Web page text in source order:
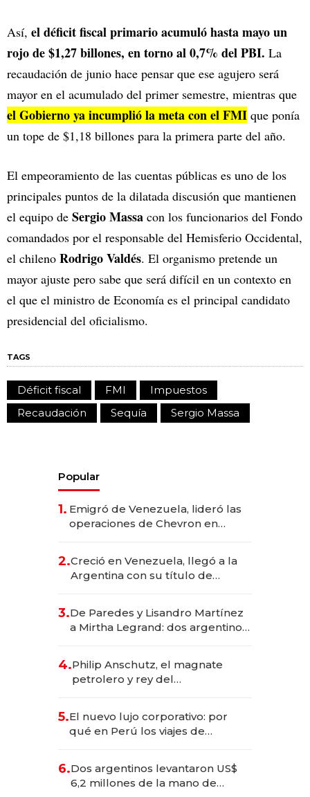
Así, el déficit fiscal primario acumuló hasta mayo un
rojo de $1,27 billones, en torno al 0,7% del PBI. La
recaudación de junio hace pensar que ese agujero será
mayor en el acumulado del primer semestre, mientras que
el Gobierno ya incumplió la meta con el FMI que ponía
un tope de $1,18 billones para la primera parte del año.
El empeoramiento de las cuentas públicas es uno de los
principales puntos de la dilatada discusión que mantienen
el equipo de Sergio Massa con los funcionarios del Fondo
comandados por el responsable del Hemisferio Occidental,
el chileno Rodrigo Valdés. El organismo pretende un
mayor ajuste pero sabe que será difícil en un contexto en
el que el ministro de Economía es el principal candidato
presidencial del oficialismo.
TAGS
Déficit fiscal FMI
Impuestos
Recaudación
Sequía Sergio Massa
Popular
1. Emigró de Venezuela, lideró las
operaciones de Chevron en
2.Creció en Venezuela, llegó a la
Argentina con su título de
las marcas "fast premium"
3.De Paredes y Lisandro Martínez
a Mirtha Legrand: dos argentinos
4.Philip Anschutz, el magnate
petrolero y rey del
Fénix
5.El nuevo lujo corporativo: por
qué en Perú los viajes de
para convertirse en experiencias
transformadoras
6.Dos argentinos levantaron US$
6,2 millones de la mano de